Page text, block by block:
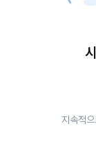
지속적